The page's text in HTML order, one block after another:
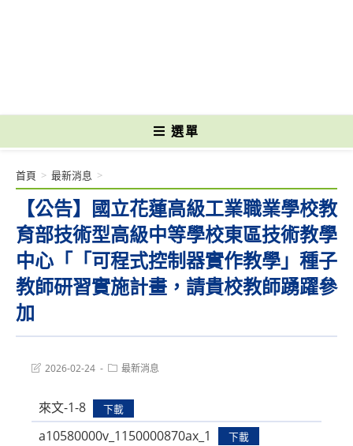
選單
【公告】國立花蓮高級工業職業學校教
育部技術型高級中等學校東區技術教學
中心「「可程式控制器實作教學」種子
教師研習實施計畫，請貴校教師踴躍參
加
首頁 > 最新消息 >
Post2026-02-24
Post最新消息
來文-1-8 下載
a10580000v_1150000870ax_1 下載